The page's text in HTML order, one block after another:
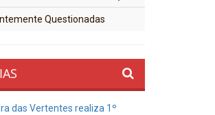
Questionadas
das Vertentes realiza 1º